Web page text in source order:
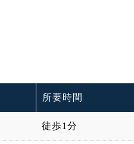
所要時間
徒歩1分